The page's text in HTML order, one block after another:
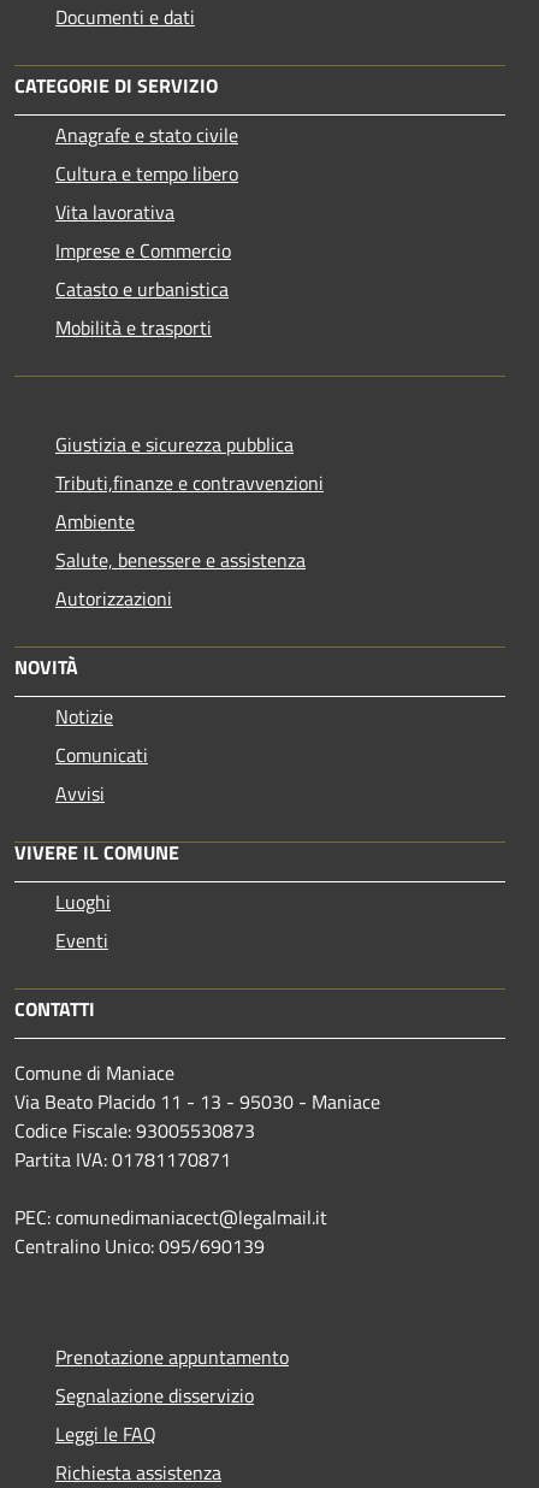
Documenti e dati
CATEGORIE DI SERVIZIO
Anagrafe e stato civile
Cultura e tempo libero
Vita lavorativa
Imprese e Commercio
Catasto e urbanistica
Mobilità e trasporti
Giustizia e sicurezza pubblica
Tributi,finanze e contravvenzioni
Ambiente
Salute, benessere e assistenza
Autorizzazioni
NOVITÀ
Notizie
Comunicati
Avvisi
VIVERE IL COMUNE
Luoghi
Eventi
CONTATTI
Comune di Maniace
Via Beato Placido 11 - 13 - 95030 - Maniace
Codice Fiscale: 93005530873
Partita IVA: 01781170871
PEC: comunedimaniacect@legalmail.it
Centralino Unico: 095/690139
Prenotazione appuntamento
Segnalazione disservizio
Leggi le FAQ
Richiesta assistenza